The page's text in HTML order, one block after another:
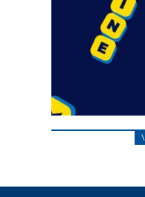
CARNET
Afin